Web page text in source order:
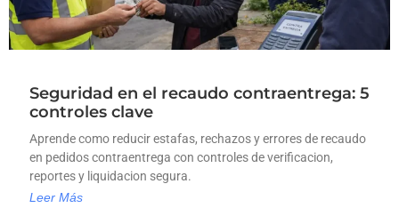
Seguridad en el recaudo contraentrega: 5
controles clave
Aprende como reducir estafas, rechazos y errores de recaudo
en pedidos contraentrega con controles de verificacion,
reportes y liquidacion segura.
Leer Más